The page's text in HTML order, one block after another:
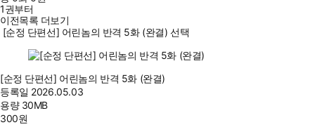
1권부터
이전목록 더보기
[순정 단편선] 어린놈의 반격 5화 (완결) 선택
[순정 단편선] 어린놈의 반격 5화 (완결)
등록일 2026.05.03
용량 30MB
300원